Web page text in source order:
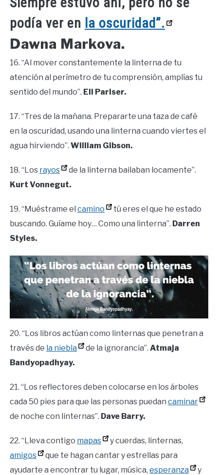
podía ver en la oscuridad”.
Dawna Markova.
16. “Al mover constantemente la linterna de tu
atención al perímetro de tu comprensión, amplías tu
sentido del mundo”. Eli Pariser.
17. “Tres de la mañana. Prepararte una taza de café
en la oscuridad, usando una linterna cuando viertes el
agua hirviendo”. William Gibson.
18. “Los rayos
de la linterna bailaban locamente”.
Kurt Vonnegut.
19. “Muéstrame el camino
tú eres el que he estado
buscando. Guíame hoy… Como una linterna”. Darren
Styles.
20. “Los libros actúan como linternas que penetran a
través de la niebla de la ignorancia”. Atmaja
Bandyopadhyay.
21. “Los reflectores deben colocarse en los árboles
cada 50 pies para que las personas puedan caminar
de noche con linternas”. Dave Barry.
22. “Lleva contigo mapas
y cuerdas, linternas,
amigos
que te hagan cantar y estrellas para
ayudarte a encontrar tu lugar, música, esperanza
y